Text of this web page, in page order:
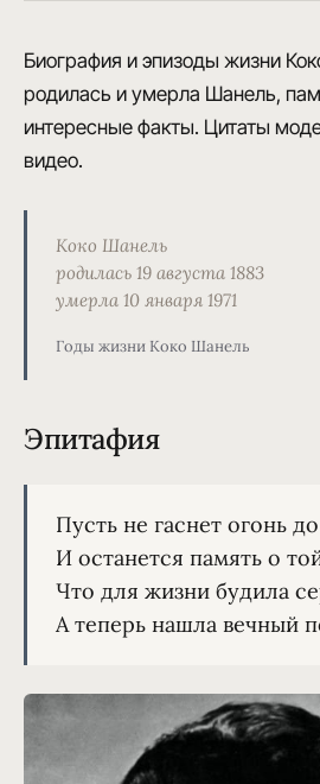
Биография и эпизоды жизни
родилась и умерла Шанель,
интересные факты. Цитаты
видео.
Коко Шанель
родилась 19 августа 1883
умерла 10 января 1971
Годы жизни Коко Шанель
Эпитафия
Пусть не гаснет огонь
И останется память о
Что для жизни будила
А теперь нашла вечный